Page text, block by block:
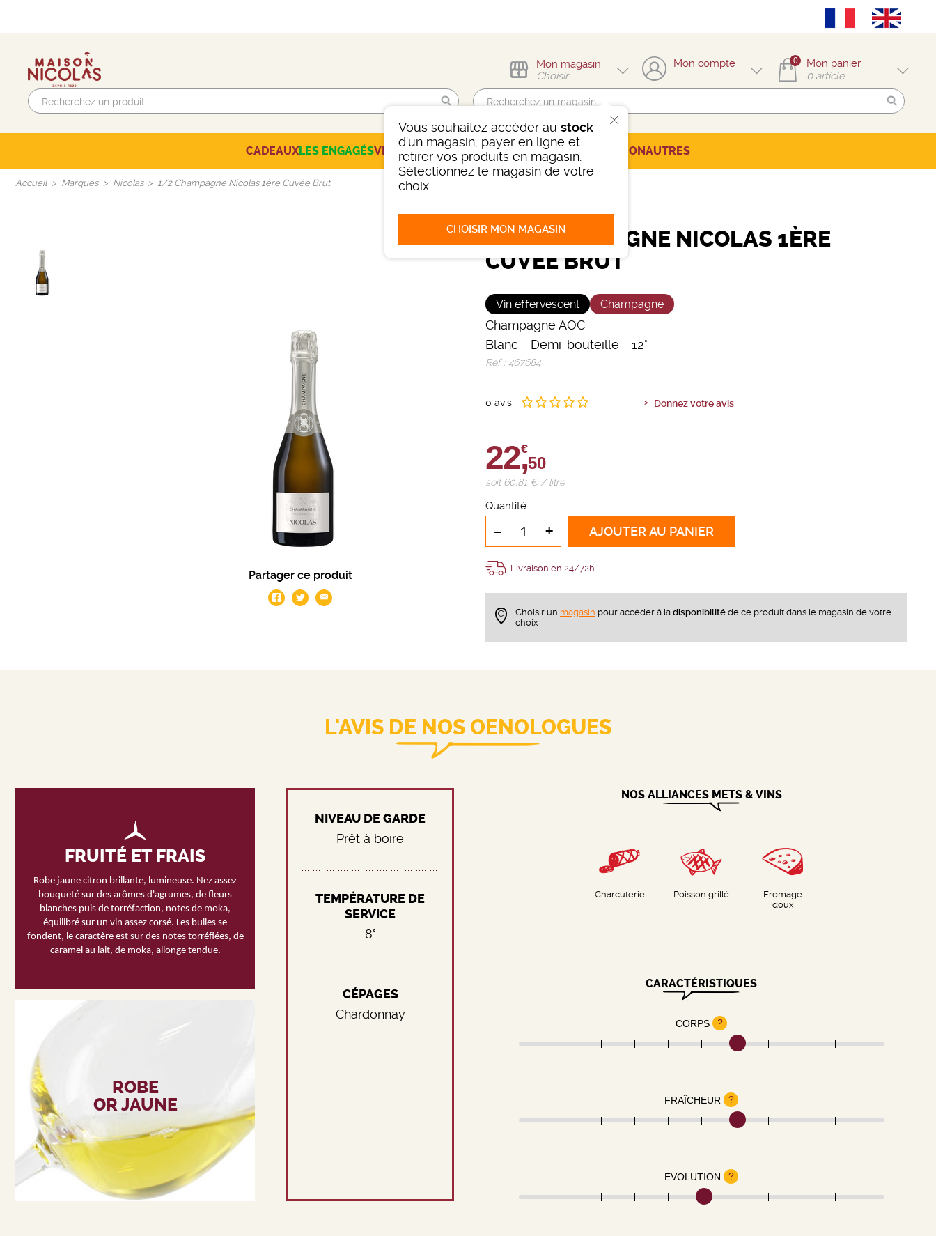
Trouvez-moi !
Mon magasin
Choisir
Vous souhaitez accéder au stock
d'un magasin, payer en ligne et
retirer vos produits en magasin.
Sélectionnez le magasin de votre
choix.
CHOISIR MON MAGASIN
Mon compte 0
Mon panier
0 article
CADEAUXLES ENGAGÉSVINSCHAMPAGNESSPIRITUEUXBIÈRES SÉLECTIONAUTRES
Accueil Marques Nicolas 1/2 Champagne Nicolas 1ère Cuvée Brut
Partager ce produit
1/2 CHAMPAGNE NICOLAS 1ÈRE
CUVÉE BRUT
Vin effervescent Champagne
Champagne AOC
Blanc - Demi-bouteille - 12°
Ref : 467684
0 avis Donnez votre avis
22,
€
50
soit 60,81 € / litre
Quantité
- + AJOUTER AU PANIER
Livraison en 24/72h
Choisir un magasin pour accèder à la disponibilité de ce produit dans le magasin de votre
choix
L'AVIS DE NOS OENOLOGUES
FRUITÉ ET FRAIS
Robe jaune citron brillante, lumineuse. Nez assez
bouqueté sur des arômes d'agrumes, de fleurs
blanches puis de torréfaction, notes de moka,
équilibré sur un vin assez corsé. Les bulles se
fondent, le caractère est sur des notes torréfiées, de
caramel au lait, de moka, allonge tendue.
ROBE
OR JAUNE
NIVEAU DE GARDE
Prêt à boire
TEMPÉRATURE DE
SERVICE
8°
CÉPAGES
Chardonnay
NOS ALLIANCES METS & VINS
Charcuterie Poisson grillé
Fromage
doux
CARACTÉRISTIQUES
CORPS ?
FRAÎCHEUR ?
EVOLUTION ?